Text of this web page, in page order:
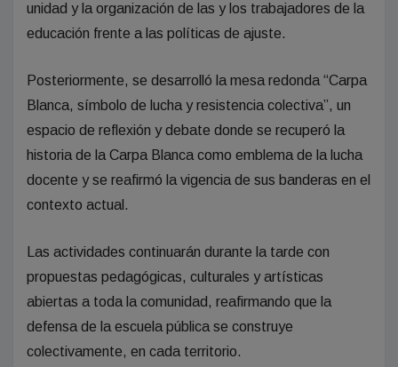
unidad y la organización de las y los trabajadores de la
educación frente a las políticas de ajuste.
Posteriormente, se desarrolló la mesa redonda “Carpa
Blanca, símbolo de lucha y resistencia colectiva”, un
espacio de reflexión y debate donde se recuperó la
historia de la Carpa Blanca como emblema de la lucha
docente y se reafirmó la vigencia de sus banderas en el
contexto actual.
Las actividades continuarán durante la tarde con
propuestas pedagógicas, culturales y artísticas
abiertas a toda la comunidad, reafirmando que la
defensa de la escuela pública se construye
colectivamente, en cada territorio.